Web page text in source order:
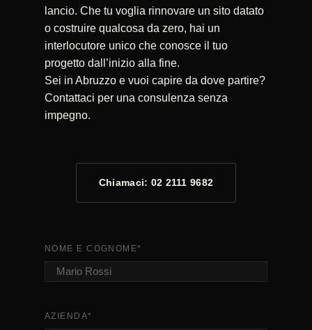
lancio. Che tu voglia rinnovare un sito datato
o costruire qualcosa da zero, hai un
interlocutore unico che conosce il tuo
progetto dall’inizio alla fine.
Sei in Abruzzo e vuoi capire da dove partire?
Contattaci per una consulenza senza
impegno.
Chiamaci: 02 2111 9682
NOME E COGNOME*
AZIENDA*